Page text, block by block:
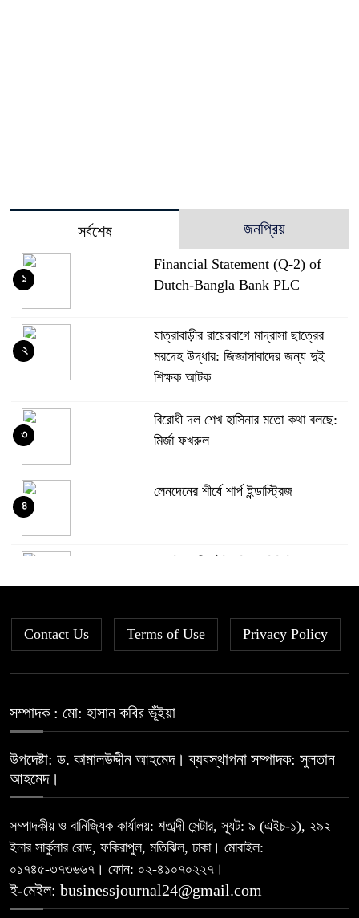
সর্বশেষ জনপ্রিয়
Financial Statement (Q-2) of
Dutch-Bangla Bank PLC
১
যাত্রাবাড়ীর রায়েরবাগে মাদ্রাসা ছাত্রের
মরদেহ উদ্ধার: জিজ্ঞাসাবাদের জন্য দুই
শিক্ষক আটক
২
বিরোধী দল শেখ হাসিনার মতো কথা বলছে:
মির্জা ফখরুল
৩
লেনদেনের শীর্ষে শার্প ইন্ডাস্ট্রিজ
৪
মিউচুয়াল ফান্ড
দরপতনের তালিকায় শীর্ষে মেট্রো স্পিনিং
৬
রহিমা ফুডের শেয়ারে কারসাজির প্রমাণ
পেয়েছে বিএসইসি
আগামী প্রজন্মের জন্য সুস্থ পরিবেশ চান
প্রধানমন্ত্রী
Contact Us Terms of Use Privacy Policy
সম্পাদক : মো: হাসান কবির ভূঁইয়া
উপদেষ্টা: ড. কামালউদ্দীন আহমেদ। ব্যবস্থাপনা সম্পাদক: সুলতান
আহমেদ।
সম্পাদকীয় ও বানিজ্যিক কার্যালয়: শতাব্দী সেন্টার, স্যূট: ৯ (এইচ-১), ২৯২
ইনার সার্কুলার রোড, ফকিরাপুল, মতিঝিল, ঢাকা। মোবাইল:
০১৭৪৫-৩৭৩৬৬৭। ফোন: ০২-৪১০৭০২২৭।
ই-মেইল: businessjournal24@gmail.com